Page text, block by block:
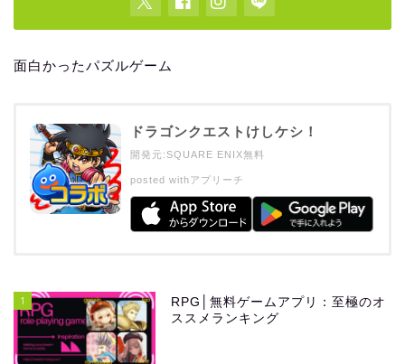
面白かったパズルゲーム
ドラゴンクエストけしケシ！
開発元:SQUARE ENIX無料
posted withアプリーチ
1
RPG│無料ゲームアプリ：至極のオ
ススメランキング